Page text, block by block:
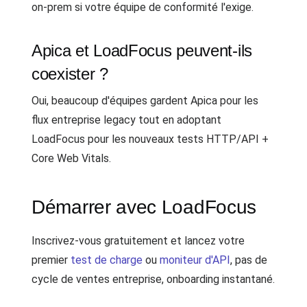
on-prem si votre équipe de conformité l'exige.
Apica et LoadFocus peuvent-ils
coexister ?
Oui, beaucoup d'équipes gardent Apica pour les
flux entreprise legacy tout en adoptant
LoadFocus pour les nouveaux tests HTTP/API +
Core Web Vitals.
Démarrer avec LoadFocus
Inscrivez-vous gratuitement et lancez votre
premier test de charge ou moniteur d'API, pas de
cycle de ventes entreprise, onboarding instantané.